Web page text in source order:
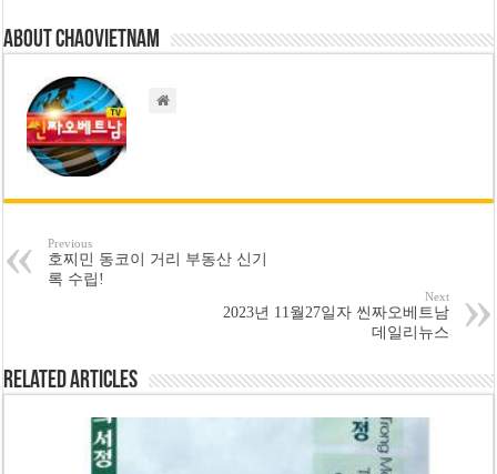
About chaovietnam
Previous
호찌민 동코이 거리 부동산 신기
록 수립!
Next
2023년 11월27일자 씬짜오베트남
데일리뉴스
Related Articles